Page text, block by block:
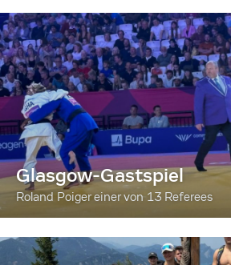
Glasgow-Gastspiel
Roland Poiger einer von 13 Referees